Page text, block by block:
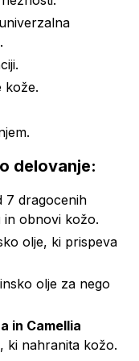
univerzalna
kože.
delovanje:
7 dragocenih
in obnovi kožo.
olje, ki prispeva
olje za nego
in Camellia
ki nahranita kožo.